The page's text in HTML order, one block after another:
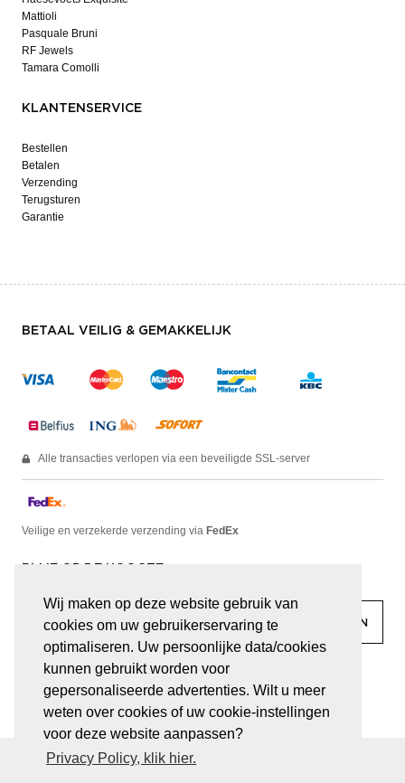
Wij maken op deze website gebruik van
cookies om uw gebruikerservaring te
optimaliseren. Uw persoonlijke data/cookies
kunnen gebruikt worden voor
gepersonaliseerde advertenties. Wilt u meer
weten over cookies of uw cookie-instellingen
voor deze website aanpassen?
Privacy Policy, klik hier.
Mattioli
Pasquale Bruni
RF Jewels
Tamara Comolli
KLANTENSERVICE
Bestellen
Betalen
Verzending
Terugsturen
Garantie
BETAAL VEILIG & GEMAKKELIJK
Alle transacties verlopen via een beveiligde SSL-server
Veilige en verzekerde verzending via FedEx
BLIJF OP DE HOOGTE
facebook linkedin
© JUWELEN HAESEVOETS 2026